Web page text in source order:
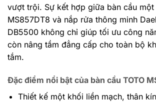
vượt trội. Sự kết hợp giữa bàn cầu một
MS857DT8 và nắp rửa thông minh
DB5500 không chỉ giúp tối ưu công
còn nâng tầm đẳng cấp cho toàn bộ
tắm.
Đặc điểm nổi bật của bàn cầu TOTO
Thiết kế một khối liền mạch, thân